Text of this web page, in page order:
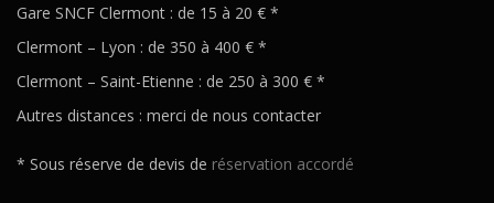
Gare SNCF Clermont : de 15 à 20 € *
Clermont – Lyon : de 350 à 400 € *
Clermont – Saint-Etienne : de 250 à 300 € *
Autres distances : merci de nous contacter
* Sous réserve de devis de réservation accordé